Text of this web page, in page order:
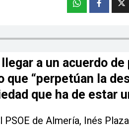
a un acuerdo
que “perpetúan la
que ha de estar
de Almería, Inés